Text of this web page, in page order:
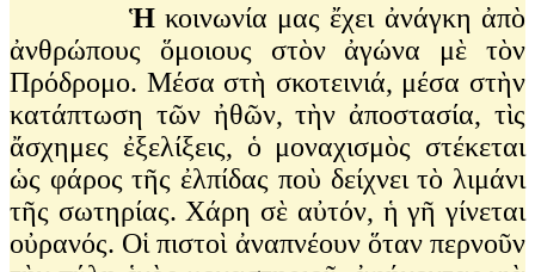
Ἡκοινωνία μας ἔχει ἀνάγκη ἀπὸ
ἀνθρώπους ὅμοιους στὸν ἀγώνα μὲ τὸν
Πρόδρομο. Μέσα στὴ σκοτεινιά, μέσα στὴν
κατάπτωση τῶν ἠθῶν, τὴν ἀποστασία, τὶς
ἄσχημες ἐξελίξεις, ὁ μοναχισμὸς στέκεται
ὡς φάρος τῆς ἐλπίδας ποὺ δείχνει τὸ λιμάνι
τῆς σωτηρίας. Χάρη σὲ αὐτόν, ἡ γῆ γίνεται
οὐρανός. Οἱ πιστοὶ ἀναπνέουν ὅταν περνοῦν